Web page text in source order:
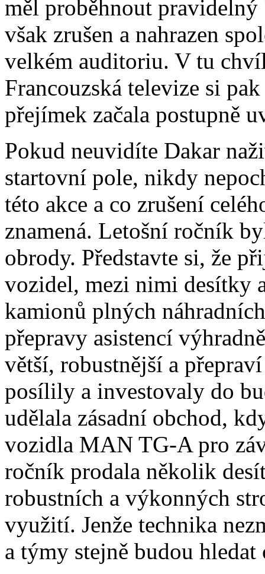
měl proběhnout
však zrušen a nahrazen
velkém auditoriu. V tu
Francouzská televize si
přejímek začala postupně
Pokud neuvidíte Dakar
startovní pole, nikdy
této akce a co zrušení
znamená. Letošní ročník
obrody. Představte si, že
vozidel, mezi nimi desítky
kamionů plných
přepravy asistencí
větší, robustnější a
posílily a investovaly do
udělala zásadní obchod,
vozidla MAN TG-A pro
ročník prodala několik
robustních a výkonných
využití. Jenže technika
a týmy stejně budou